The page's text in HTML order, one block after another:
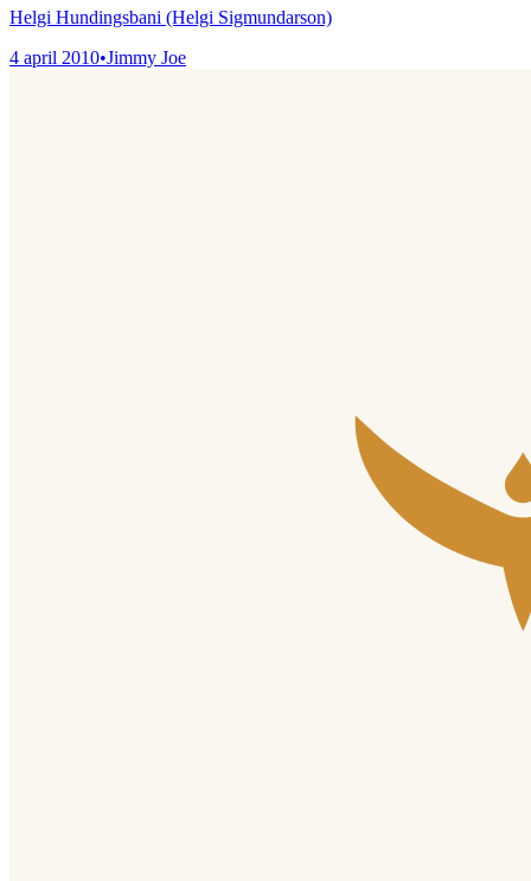
Helgi Hundingsbani (Helgi Sigmundarson)
4 april 2010•Jimmy Joe